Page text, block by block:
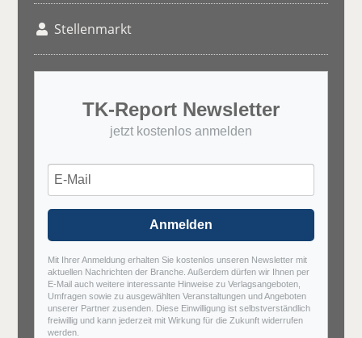
Stellenmarkt
TK-Report Newsletter
jetzt kostenlos anmelden
Anmelden
Mit Ihrer Anmeldung erhalten Sie kostenlos unseren Newsletter mit
aktuellen Nachrichten der Branche. Außerdem dürfen wir Ihnen per
E-Mail auch weitere interessante Hinweise zu Verlagsangeboten,
Umfragen sowie zu ausgewählten Veranstaltungen und Angeboten
unserer Partner zusenden. Diese Einwilligung ist selbstverständlich
freiwillig und kann jederzeit mit Wirkung für die Zukunft widerrufen
werden.